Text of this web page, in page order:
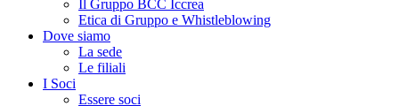
Il Gruppo BCC Iccrea
Etica di Gruppo e Whistleblowing
Dove siamo
La sede
Le filiali
I Soci
Essere soci